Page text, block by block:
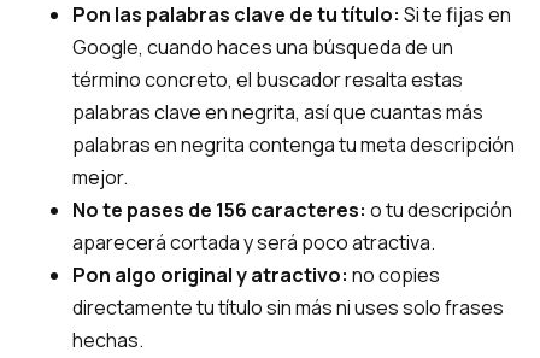
Pon las palabras clave de tu título: Si te fijas en
Google, cuando haces una búsqueda de un
término concreto, el buscador resalta estas
palabras clave en negrita, así que cuantas más
palabras en negrita contenga tu meta descripción
mejor.
No te pases de 156 caracteres: o tu descripción
aparecerá cortada y será poco atractiva.
Pon algo original y atractivo: no copies
directamente tu título sin más ni uses solo frases
hechas.